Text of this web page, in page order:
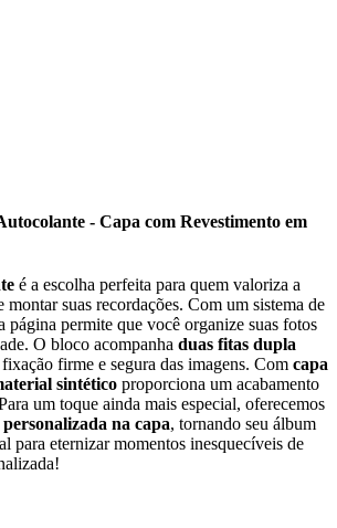
- Capa com Revestimento em
é a escolha perfeita para quem valoriza a
montar suas recordações. Com um sistema de
página permite que você organize suas fotos
O bloco acompanha duas fitas dupla
firme e segura das imagens. Com capa
sintético proporciona um acabamento
um toque ainda mais especial, oferecemos
na capa, tornando seu álbum
para eternizar momentos inesquecíveis de